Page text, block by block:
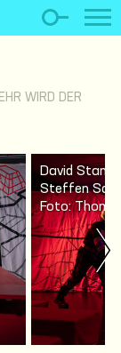
WIRD DER
David
Steffen
Foto: